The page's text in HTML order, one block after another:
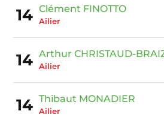
14 Clément FINOTTO
Ailier
14 Arthur CHRISTAUD-
Ailier
14 Thibaut MONADIER
Ailier